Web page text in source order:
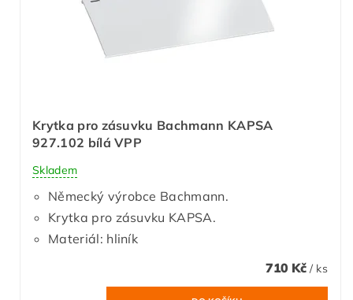
Krytka pro zásuvku Bachmann KAPSA
927.102 bílá VPP
Skladem
Německý výrobce Bachmann.
Krytka pro zásuvku KAPSA.
Materiál: hliník
710 Kč / ks